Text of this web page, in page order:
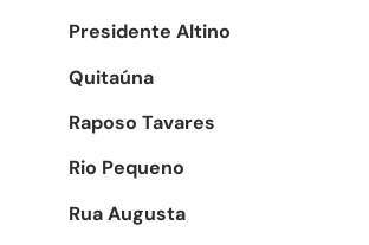
Presidente Altino
Quitaúna
Raposo Tavares
Rio Pequeno
Rua Augusta